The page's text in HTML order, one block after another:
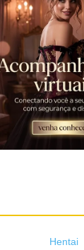
Hentai